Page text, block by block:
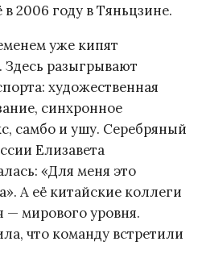
2006 году в Тяньцзине.
уже кипят
разыгрывают
художественная
синхронное
самбо и ушу. Серебряный
Елизавета
«Для меня это
А её китайские коллеги
— мирового уровня.
что команду встретили